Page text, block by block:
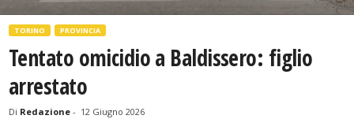
TORINO PROVINCIA
Tentato omicidio a Baldissero: figlio
arrestato
Di Redazione - 12 Giugno 2026